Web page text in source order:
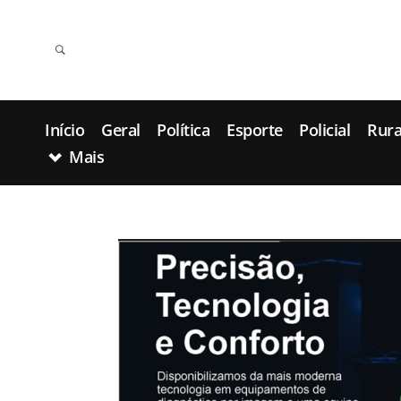
Início Geral Política Esporte Policial
Mais